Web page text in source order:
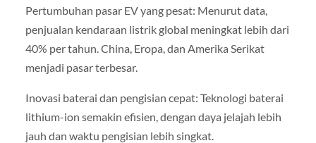
Pertumbuhan pasar EV yang pesat: Menurut data,
penjualan kendaraan listrik global meningkat lebih dari
40% per tahun. China, Eropa, dan Amerika Serikat
menjadi pasar terbesar.
Inovasi baterai dan pengisian cepat: Teknologi baterai
lithium-ion semakin efisien, dengan daya jelajah lebih
jauh dan waktu pengisian lebih singkat.